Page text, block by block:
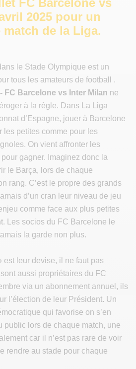
FC Barcelone vs
2025 pour un
de la Liga.
le Stade Olympique est un
tous les amateurs de football .
FC Barcelone vs Inter Milan ne
à la règle. Dans La Liga
d’Espagne, jouer à Barcelone
les petites comme pour les
On vient affronter les
gagner. Imaginez donc la
le Barça, lors de chaque
rang. C’est le propre des grands
d’un cran leur niveau de jeu
comme face aux plus petites
Les socios du FC Barcelone le
la garde non plus.
est leur devise, il ne faut pas
aussi propriétaires du FC
via un abonnement annuel, ils
l’élection de leur Président. Un
qui favorise on s’en
public lors de chaque match, une
car il n’est pas rare de voir
rendre au stade pour chaque